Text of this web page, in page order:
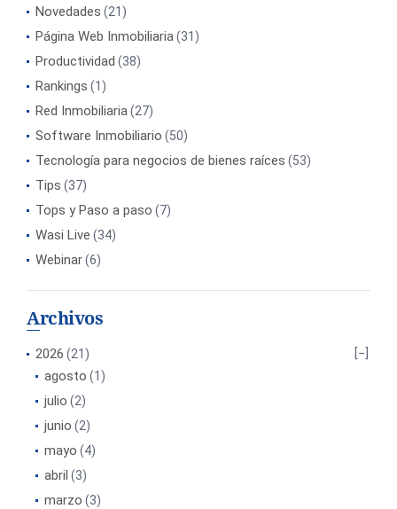
Novedades (21)
Página Web Inmobiliaria(31)
Productividad (38)
Rankings (1)
Red Inmobiliaria(27)
Software Inmobiliario (50)
Tecnología para negocios de bienes raíces (53)
Tips (37)
Tops y Paso a paso (7)
Wasi Live (34)
Webinar(6)
Archivos
2026 (21)
agosto (1)
julio (2)
junio (2)
mayo (4)
abril (3)
marzo (3)